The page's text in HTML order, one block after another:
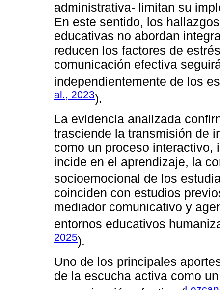
administrativa- limitan su
En este sentido, los
educativas no abordan
reducen los factores de
comunicación efectiva
independientemente de los
al., 2023).
La evidencia analizada
trasciende la transmisión de
como un proceso
incide en el aprendizaje, la
socioemocional de los
coinciden con estudios
mediador comunicativo y
entornos educativos
2025).
Uno de los principales
de la escucha activa como